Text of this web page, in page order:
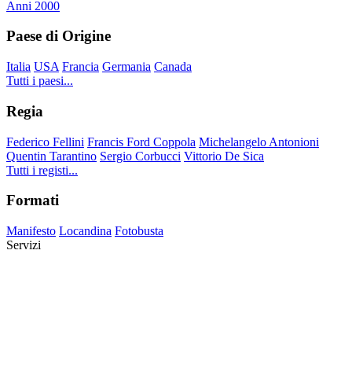
Anni 2000
Paese di Origine
Italia USA Francia Germania Canada
Tutti i paesi...
Regia
Federico Fellini Francis Ford Coppola Michelangelo Antonioni
Quentin Tarantino Sergio Corbucci Vittorio De Sica
Tutti i registi...
Formati
Manifesto Locandina Fotobusta
Servizi